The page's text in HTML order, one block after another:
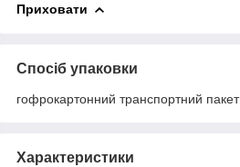
Приховати
Спосіб упаковки
гофрокартонний транспортний пакет
Характеристики